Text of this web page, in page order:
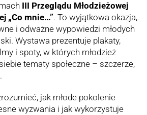
III Przeglądu Młodzieżowej
„Co mnie…”. To wyjątkowa okazja,
i odważne wypowiedzi młodych
Wystawa prezentuje plakaty,
i spoty, w których młodzież
tematy społeczne – szczerze,
jak młode pokolenie
wyzwania i jak wykorzystuje